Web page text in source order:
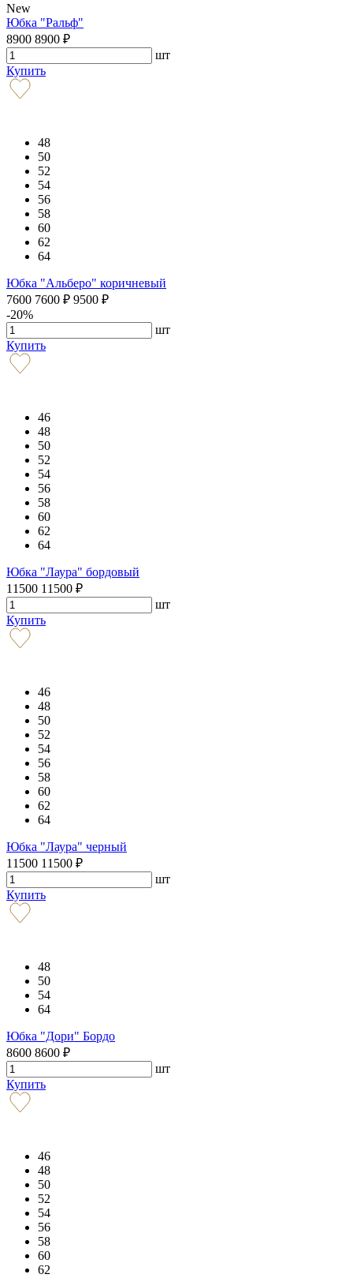
New
Юбка "Ральф"
8900 8900 ₽
шт
Купить
48
50
52
54
56
58
60
62
64
Юбка "Альберо" коричневый
7600 7600 ₽ 9500 ₽
-20%
шт
Купить
46
48
50
52
54
56
58
60
62
64
Юбка "Лаура" бордовый
11500 11500 ₽
шт
Купить
46
48
50
52
54
56
58
60
62
64
Юбка "Лаура" черный
11500 11500 ₽
шт
Купить
48
50
54
64
Юбка "Дори" Бордо
8600 8600 ₽
шт
Купить
46
48
50
52
54
56
58
60
62